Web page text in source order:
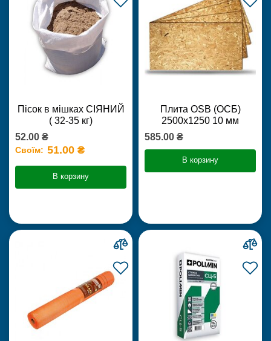
Пісок в мішках СІЯНИЙ
( 32-35 кг)
52.00 ₴
Своїм: 51.00 ₴
В корзину
Плита OSB (ОСБ)
2500х1250 10 мм
585.00 ₴
В корзину